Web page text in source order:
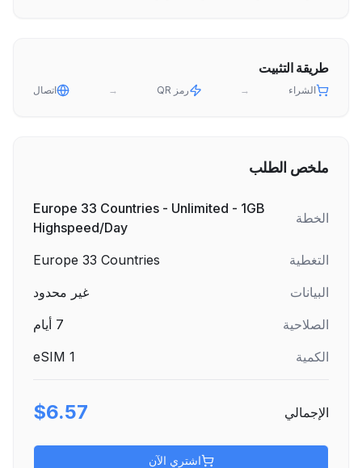
طريقة التثبيت
الشراء → رمز QR → اتصال
ملخص الطلب
الخطة
Europe 33 Countries - Unlimited - 1GB
Highspeed/Day
التغطية
Europe 33 Countries
البيانات
غير محدود
الصلاحية
7 أيام
الكمية
1
الإجمالي $6.57
اشتري الآن